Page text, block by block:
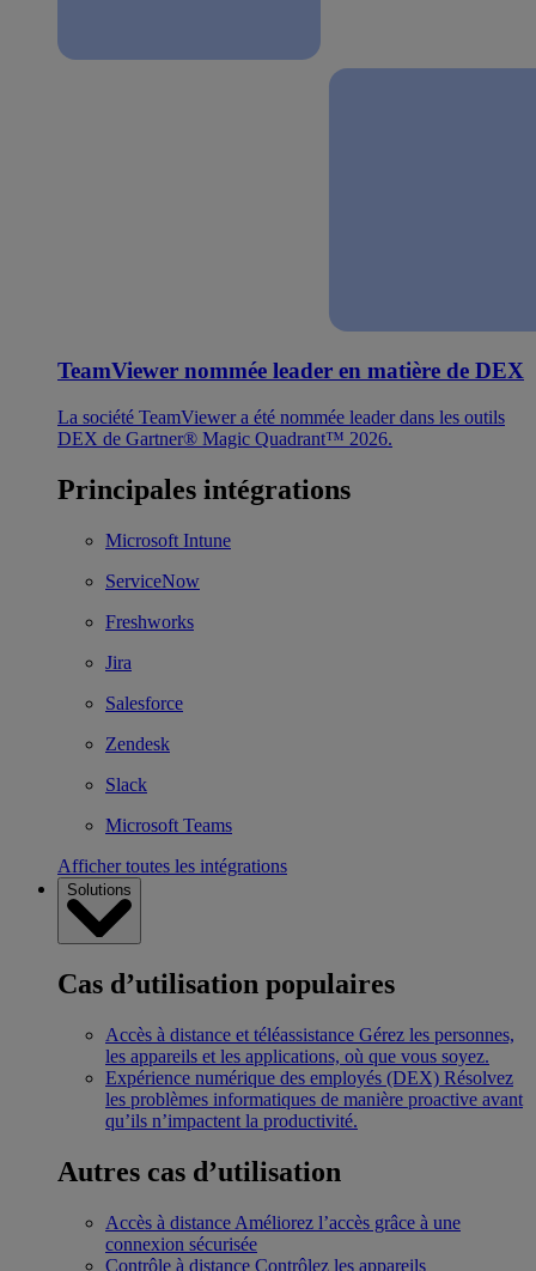
TeamViewer nommée leader en matière de DEX
La société TeamViewer a été nommée leader dans les outils
DEX de Gartner® Magic Quadrant™ 2026.
Principales intégrations
Microsoft Intune
ServiceNow
Freshworks
Jira
Salesforce
Zendesk
Slack
Microsoft Teams
Afficher toutes les intégrations
Solutions
Cas d’utilisation populaires
Accès à distance et téléassistance Gérez les personnes,
les appareils et les applications, où que vous soyez.
Expérience numérique des employés (DEX) Résolvez
les problèmes informatiques de manière proactive avant
qu’ils n’impactent la productivité.
Autres cas d’utilisation
Accès à distance Améliorez l’accès grâce à une
connexion sécurisée
Contrôle à distance Contrôlez les appareils